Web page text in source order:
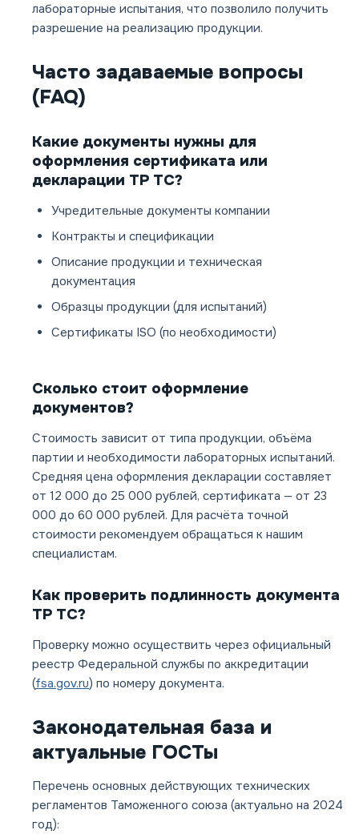
лабораторные испытания, что позволило получить
разрешение на реализацию продукции.
Часто задаваемые вопросы
(FAQ)
Какие документы нужны для
оформления сертификата или
декларации ТР ТС?
Учредительные документы компании
Контракты и спецификации
Описание продукции и техническая
документация
Образцы продукции (для испытаний)
Сертификаты ISO (по необходимости)
Сколько стоит оформление
документов?
Стоимость зависит от типа продукции, объёма
партии и необходимости лабораторных испытаний.
Средняя цена оформления декларации составляет
от 12 000 до 25 000 рублей, сертификата — от 23
000 до 60 000 рублей. Для расчёта точной
стоимости рекомендуем обращаться к нашим
специалистам.
Как проверить подлинность документа
ТР ТС?
Проверку можно осуществить через официальный
реестр Федеральной службы по аккредитации
(fsa.gov.ru) по номеру документа.
Законодательная база и
актуальные ГОСТы
Перечень основных действующих технических
регламентов Таможенного союза (актуально на 2024
год):